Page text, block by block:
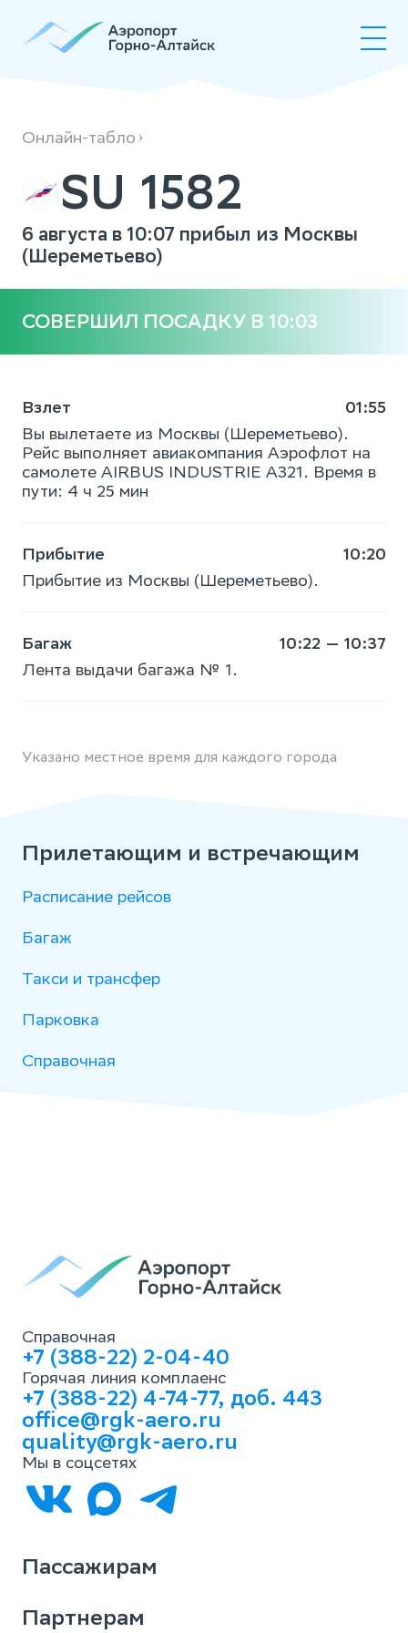
SU1582
Онлайн-табло
SU 1582
6 августа в 10:07 прибыл из Москвы
(Шереметьево)
СОВЕРШИЛ ПОСАДКУ В 10:03
Взлет
01:55
Вы вылетаете из Москвы (Шереметьево).
Рейс выполняет авиакомпания Аэрофлот на
самолете AIRBUS INDUSTRIE A321. Время в
пути: 4 ч 25 мин
Прибытие
10:20
Прибытие из Москвы (Шереметьево).
Багаж
10:22 — 10:37
Лента выдачи багажа № 1.
Указано местное время для каждого города
Прилетающим и встречающим
Расписание рейсов
Багаж
Такси и трансфер
Парковка
Справочная
Справочная
+7 (388-22) 2-04-40
Горячая линия комплаенс
+7 (388-22) 4-74-77, доб. 443
office@rgk-aero.ru
quality@rgk-aero.ru
Мы в соцсетях
Пассажирам
Партнерам